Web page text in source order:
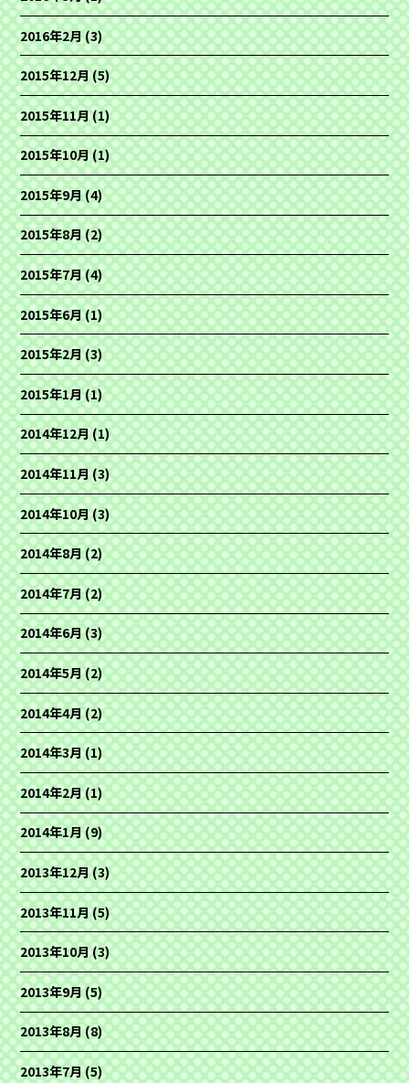
2016年2月(3)
2015年12月(5)
2015年11月(1)
2015年10月(1)
2015年9月(4)
2015年8月(2)
2015年7月(4)
2015年6月(1)
2015年2月(3)
2015年1月(1)
2014年12月(1)
2014年11月(3)
2014年10月(3)
2014年8月(2)
2014年7月(2)
2014年6月(3)
2014年5月(2)
2014年4月(2)
2014年3月(1)
2014年2月(1)
2014年1月(9)
2013年12月(3)
2013年11月(5)
2013年10月(3)
2013年9月(5)
2013年8月(8)
2013年7月(5)